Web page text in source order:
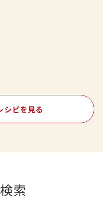
シピを見る
索